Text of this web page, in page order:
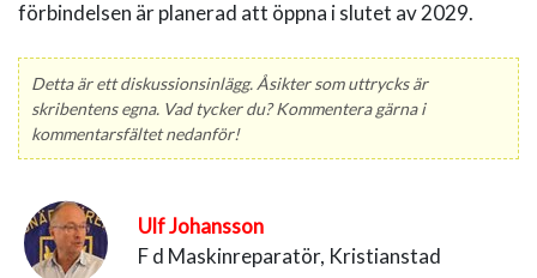
förbindelsen är planerad att öppna i slutet av 2029.
Detta är ett diskussionsinlägg. Åsikter som uttrycks är
skribentens egna. Vad tycker du? Kommentera gärna i
kommentarsfältet nedanför!
Ulf Johansson
F d Maskinreparatör, Kristianstad